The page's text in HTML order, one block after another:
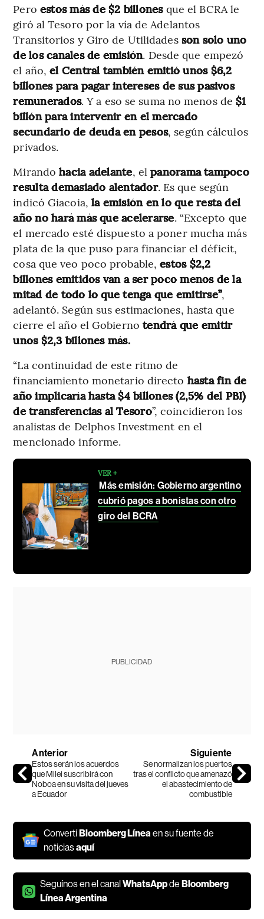
Pero estos más de $2 billonesque el BCRA le
giró al Tesoro por la vía de Adelantos
Transitorios y Giro de Utilidades son solo uno
de los canales de emisión. Desde que empezó
el año,el Central también emitió unos $6,2
billones para pagar intereses de sus pasivos
remunerados. Y a eso se suma no menos de$1
billón para intervenir en el mercado
secundario de deuda en pesos, según cálculos
privados.
Mirandohacia adelante, elpanorama tampoco
resulta demasiado alentador. Es que según
indicó Giacoia, la emisión en lo que resta del
año no hará más que acelerarse. “Excepto que
el mercado esté dispuesto a poner mucha más
plata de la que puso para financiar el déficit,
cosa que veo poco probable,estos $2,2
billones emitidos van a ser poco menos de la
mitad de todo lo que tenga que emitirse”,
adelantó. Según sus estimaciones, hasta que
cierre el año el Gobierno tendrá que emitir
unos $2,3 billones más.
“La continuidad de este ritmo de
financiamiento monetario directo hasta fin de
año implicaría hasta $4 billones (2,5% del PBI)
de transferencias al Tesoro”, coincidieron los
analistas de Delphos Investment en el
mencionado informe.
VER +
Más emisión: Gobierno argentino
cubrió pagos a bonistas con otro
giro del BCRA
PUBLICIDAD
Anterior
Estos serán los acuerdos
que Milei suscribirá con
Noboa en su visita del jueves
a Ecuador
Siguiente
Se normalizan los puertos
tras el conflicto que amenazó
el abastecimiento de
combustible
ConvertíBloomberg Línea en su fuente de
noticiasaquí
Seguínos en el canalWhatsAppdeBloomberg
Línea Argentina